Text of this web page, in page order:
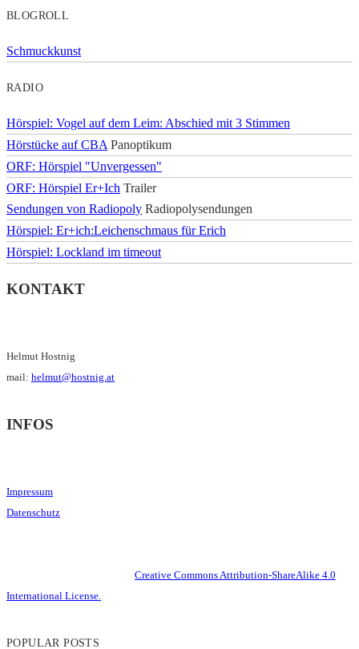
BLOGROLL
Schmuckkunst
RADIO
Hörspiel: Vogel auf dem Leim: Abschied mit 3 Stimmen
Hörstücke auf CBA Panoptikum
ORF: Hörspiel "Unvergessen"
ORF: Hörspiel Er+Ich Trailer
Sendungen von Radiopoly Radiopolysendungen
Hörspiel: Er+ich:Leichenschmaus für Erich
Hörspiel: Lockland im timeout
KONTAKT
Helmut Hostnig
mail: helmut@hostnig.at
INFOS
Impressum
Datenschutz
Creative Commons Attribution-ShareAlike 4.0
International License.
POPULAR POSTS